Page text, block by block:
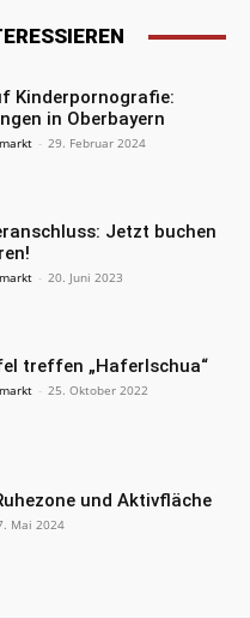
Kinderpornografie:
in Oberbayern
- 29. Februar 2024
Jetzt buchen
- 20. Juni 2023
treffen „Haferlschua“
- 25. Oktober 2022
und Aktivfläche
Mai 2024